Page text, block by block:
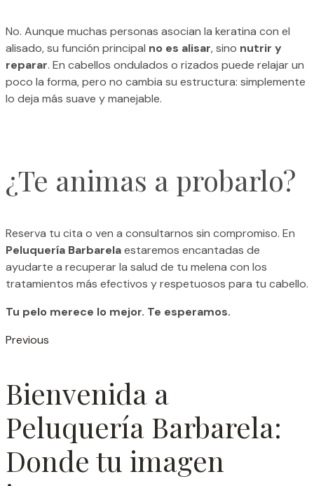
No. Aunque muchas personas asocian la keratina con el
alisado, su función principal no es alisar, sino nutrir y
reparar. En cabellos ondulados o rizados puede relajar un
poco la forma, pero no cambia su estructura: simplemente
lo deja más suave y manejable.
¿Te animas a probarlo?
Reserva tu cita o ven a consultarnos sin compromiso. En
Peluquería Barbarelaestaremos encantadas de
ayudarte a recuperar la salud de tu melena con los
tratamientos más efectivos y respetuosos para tu cabello.
Tu pelo merece lo mejor. Te esperamos.
Previous
Bienvenida a
Peluquería Barbarela:
Donde tu imagen